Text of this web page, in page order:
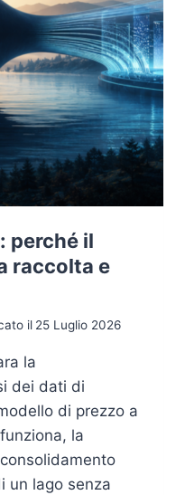
perché il
raccolta e
il 25 Luglio 2026
la
dei dati di
di prezzo a
la
un lago senza